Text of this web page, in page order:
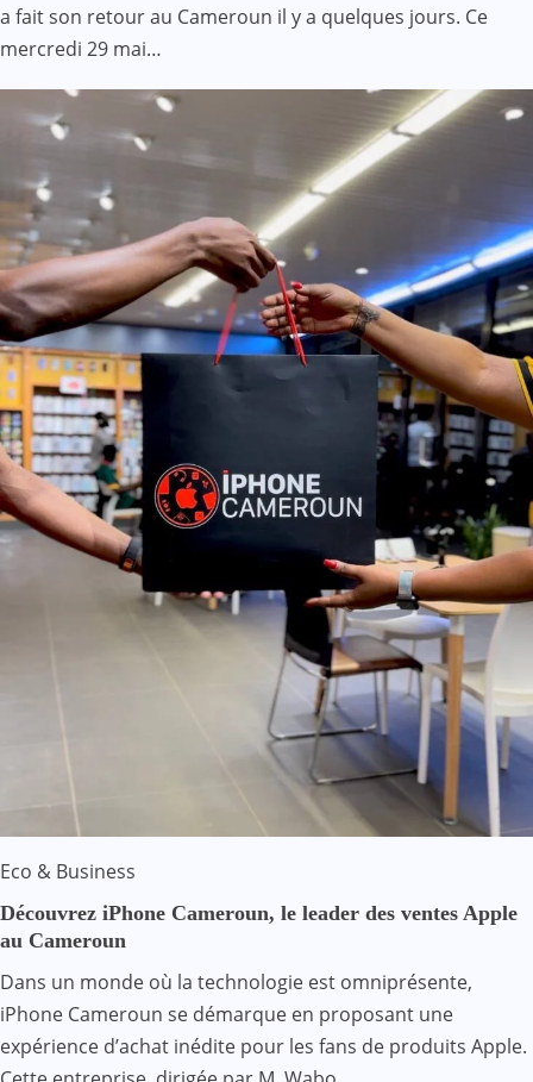
a fait son retour au Cameroun il y a quelques jours. Ce
mercredi 29 mai…
Eco & Business
Découvrez iPhone Cameroun, le leader des ventes Apple
au Cameroun
Dans un monde où la technologie est omniprésente,
iPhone Cameroun se démarque en proposant une
expérience d’achat inédite pour les fans de produits Apple.